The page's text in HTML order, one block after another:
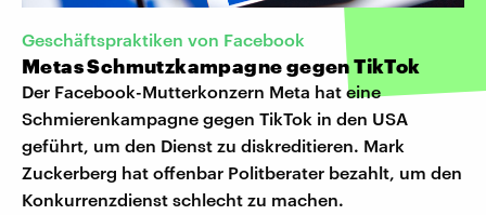
Geschäftspraktiken von Facebook
Metas Schmutzkampagne gegen TikTok
Der Facebook-Mutterkonzern Meta hat eine
Schmierenkampagne gegen TikTok in den USA
geführt, um den Dienst zu diskreditieren. Mark
Zuckerberg hat offenbar Politberater bezahlt, um den
Konkurrenzdienst schlecht zu machen.